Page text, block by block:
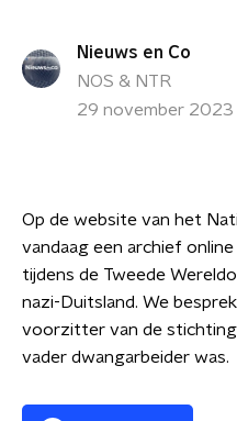
Nieuws en Co
NOS & NTR
29 november 2023
Op de website van het
vandaag een archief
tijdens de Tweede
nazi-Duitsland. We
voorzitter van de
vader dwangarbeider was.